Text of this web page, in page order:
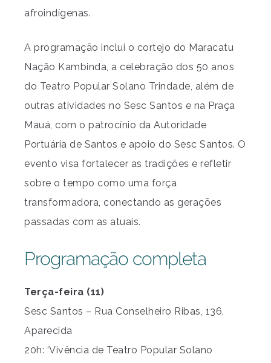
afroindígenas.
A programação inclui o cortejo do Maracatu
Nação Kambinda, a celebração dos 50 anos
do Teatro Popular Solano Trindade, além de
outras atividades no Sesc Santos e na Praça
Mauá, com o patrocínio da Autoridade
Portuária de Santos e apoio do Sesc Santos. O
evento visa fortalecer as tradições e refletir
sobre o tempo como uma força
transformadora, conectando as gerações
passadas com as atuais.
Programação completa
Terça-feira (11)
Sesc Santos – Rua Conselheiro Ribas, 136,
Aparecida
20h: ‘Vivência de Teatro Popular Solano